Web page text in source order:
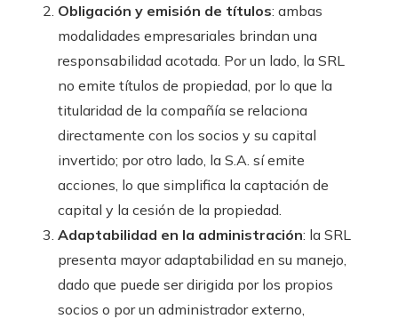
Obligación y emisión de títulos: ambas
modalidades empresariales brindan una
responsabilidad acotada. Por un lado, la SRL
no emite títulos de propiedad, por lo que la
titularidad de la compañía se relaciona
directamente con los socios y su capital
invertido; por otro lado, la S.A. sí emite
acciones, lo que simplifica la captación de
capital y la cesión de la propiedad.
Adaptabilidad en la administración: la SRL
presenta mayor adaptabilidad en su manejo,
dado que puede ser dirigida por los propios
socios o por un administrador externo,